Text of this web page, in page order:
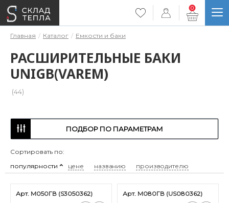
0
Главная Каталог Емкости и баки
РАСШИРИТЕЛЬНЫЕ БАКИ
UNIGB(VAREM)
(44)
ПОДБОР ПО ПАРАМЕТРАМ
Сортировать по:
популярности
цене названию производителю
Арт. М050ГВ (S3050362) Арт. М080ГВ (US080362)